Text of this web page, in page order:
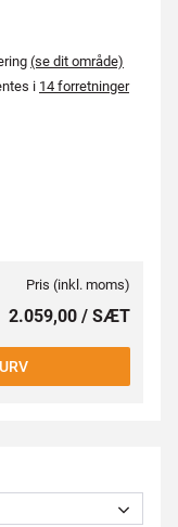
(se dit område)
i 14 forretninger
Pris (inkl. moms)
2.059,00 / SÆT